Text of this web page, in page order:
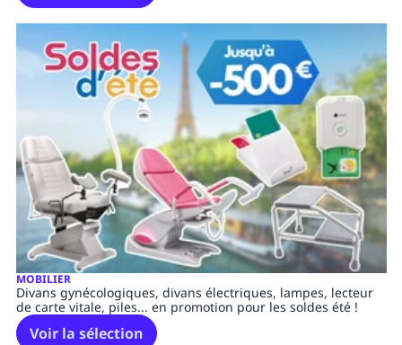
MOBILIER
Divans gynécologiques, divans électriques, lampes, lecteur
de carte vitale, piles... en promotion pour les soldes été !
Voir la sélection